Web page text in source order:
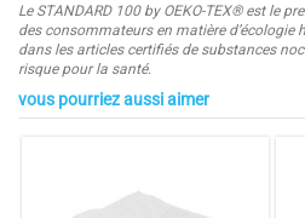
Le STANDARD 100 by OEKO-TEX® est le
des consommateurs en matière d’écologie
dans les articles certifiés de substances
risque pour la santé.
Composition 70%
4.5
vous pourriez aussi aimer